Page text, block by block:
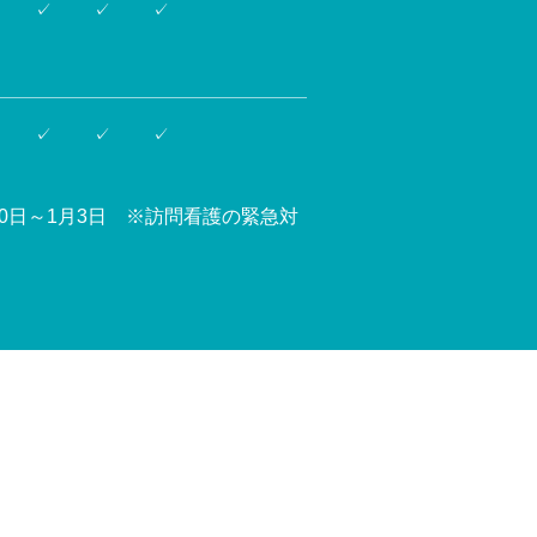
✓ ✓ ✓
✓ ✓ ✓
日～1月3日 ※訪問看護の緊急対